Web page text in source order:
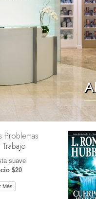
La
El
La
La Ética
La
Los
Los
Públicas
Problemas
suave
$20
Más